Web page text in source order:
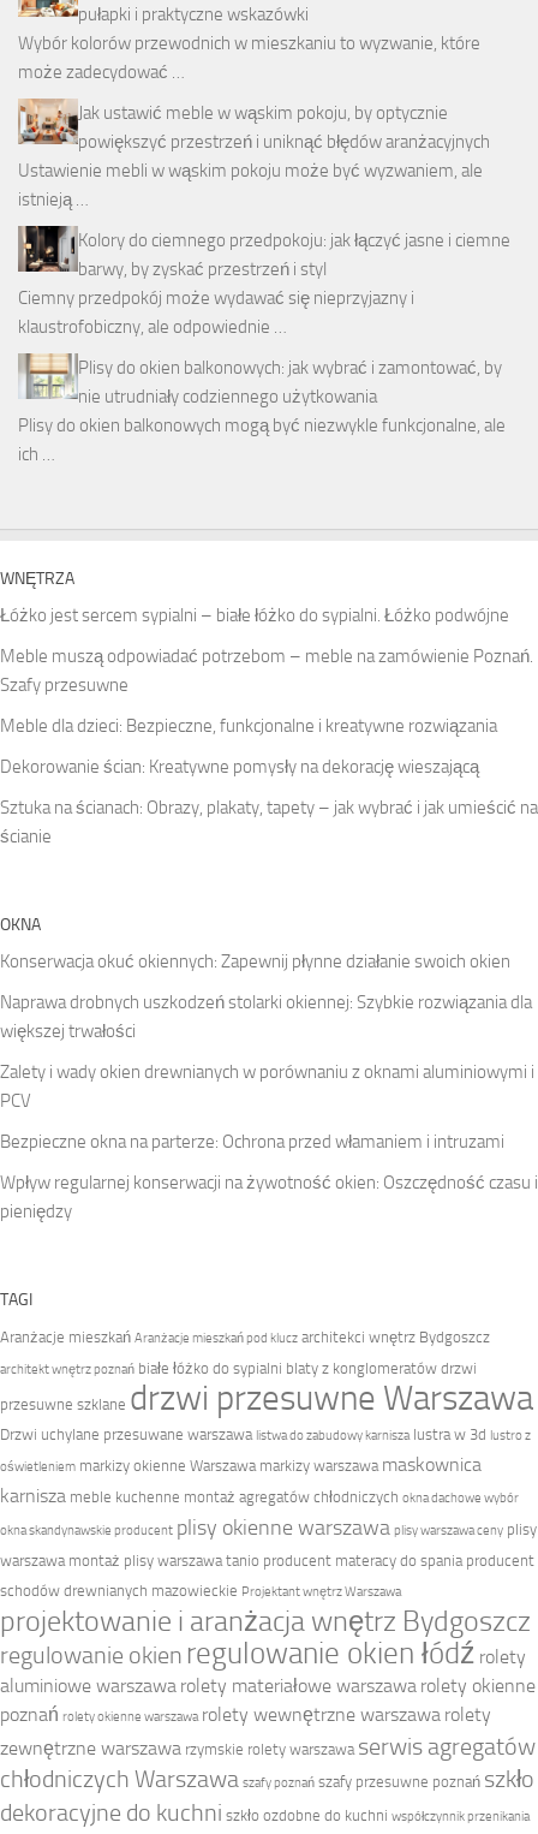
pułapki i praktyczne wskazówki
Wybór kolorów przewodnich w mieszkaniu to wyzwanie, które
może zadecydować …
Jak ustawić meble w wąskim pokoju, by optycznie
powiększyć przestrzeń i uniknąć błędów aranżacyjnych
Ustawienie mebli w wąskim pokoju może być wyzwaniem, ale
istnieją …
Kolory do ciemnego przedpokoju: jak łączyć jasne i ciemne
barwy, by zyskać przestrzeń i styl
Ciemny przedpokój może wydawać się nieprzyjazny i
klaustrofobiczny, ale odpowiednie …
Plisy do okien balkonowych: jak wybrać i zamontować, by
nie utrudniały codziennego użytkowania
Plisy do okien balkonowych mogą być niezwykle funkcjonalne, ale
ich …
WNĘTRZA
Łóżko jest sercem sypialni – białe łóżko do sypialni. Łóżko podwójne
Meble muszą odpowiadać potrzebom – meble na zamówienie Poznań.
Szafy przesuwne
Meble dla dzieci: Bezpieczne, funkcjonalne i kreatywne rozwiązania
Dekorowanie ścian: Kreatywne pomysły na dekorację wieszającą
Sztuka na ścianach: Obrazy, plakaty, tapety – jak wybrać i jak umieścić na
ścianie
OKNA
Konserwacja okuć okiennych: Zapewnij płynne działanie swoich okien
Naprawa drobnych uszkodzeń stolarki okiennej: Szybkie rozwiązania dla
większej trwałości
Zalety i wady okien drewnianych w porównaniu z oknami aluminiowymi i
PCV
Bezpieczne okna na parterze: Ochrona przed włamaniem i intruzami
Wpływ regularnej konserwacji na żywotność okien: Oszczędność czasu i
pieniędzy
TAGI
Aranżacje mieszkań Aranżacje mieszkań pod klucz architekci wnętrz Bydgoszcz
architekt wnętrz poznań białe łóżko do sypialni blaty z konglomeratów drzwi
przesuwne szklane drzwi przesuwne Warszawa
Drzwi uchylane przesuwane warszawa listwa do zabudowy karnisza lustra w 3d lustro z
oświetleniem markizy okienne Warszawa markizy warszawa maskownica
karnisza meble kuchenne montaż agregatów chłodniczych okna dachowe wybór
okna skandynawskie producent plisy okienne warszawa plisy warszawa ceny plisy
warszawa montaż plisy warszawa tanio producent materacy do spania producent
schodów drewnianych mazowieckie Projektant wnętrz Warszawa
projektowanie i aranżacja wnętrz Bydgoszcz
regulowanie okien regulowanie okien łódź rolety
aluminiowe warszawa rolety materiałowe warszawa rolety okienne
poznań rolety okienne warszawa rolety wewnętrzne warszawa rolety
zewnętrzne warszawa rzymskie rolety warszawa serwis agregatów
chłodniczych Warszawa szafy poznań szafy przesuwne poznań szkło
dekoracyjne do kuchni szkło ozdobne do kuchni współczynnik przenikania